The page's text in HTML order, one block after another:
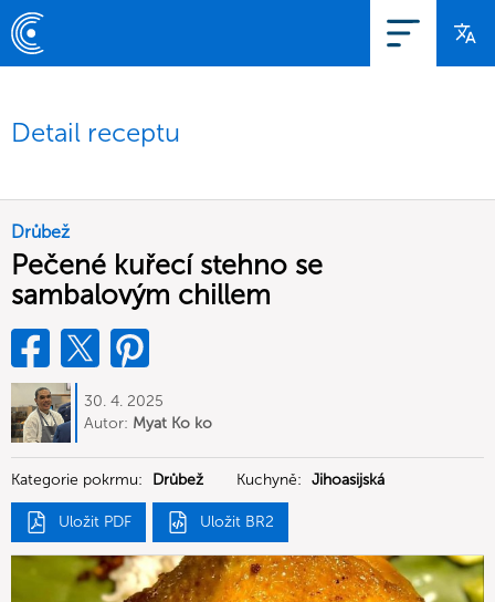
Detail receptu
Drůbež
Pečené kuřecí stehno se
sambalovým chillem
30. 4. 2025
Autor: Myat Ko ko
Kategorie pokrmu: Drůbež Kuchyně: Jihoasijská
Uložit PDF Uložit BR2